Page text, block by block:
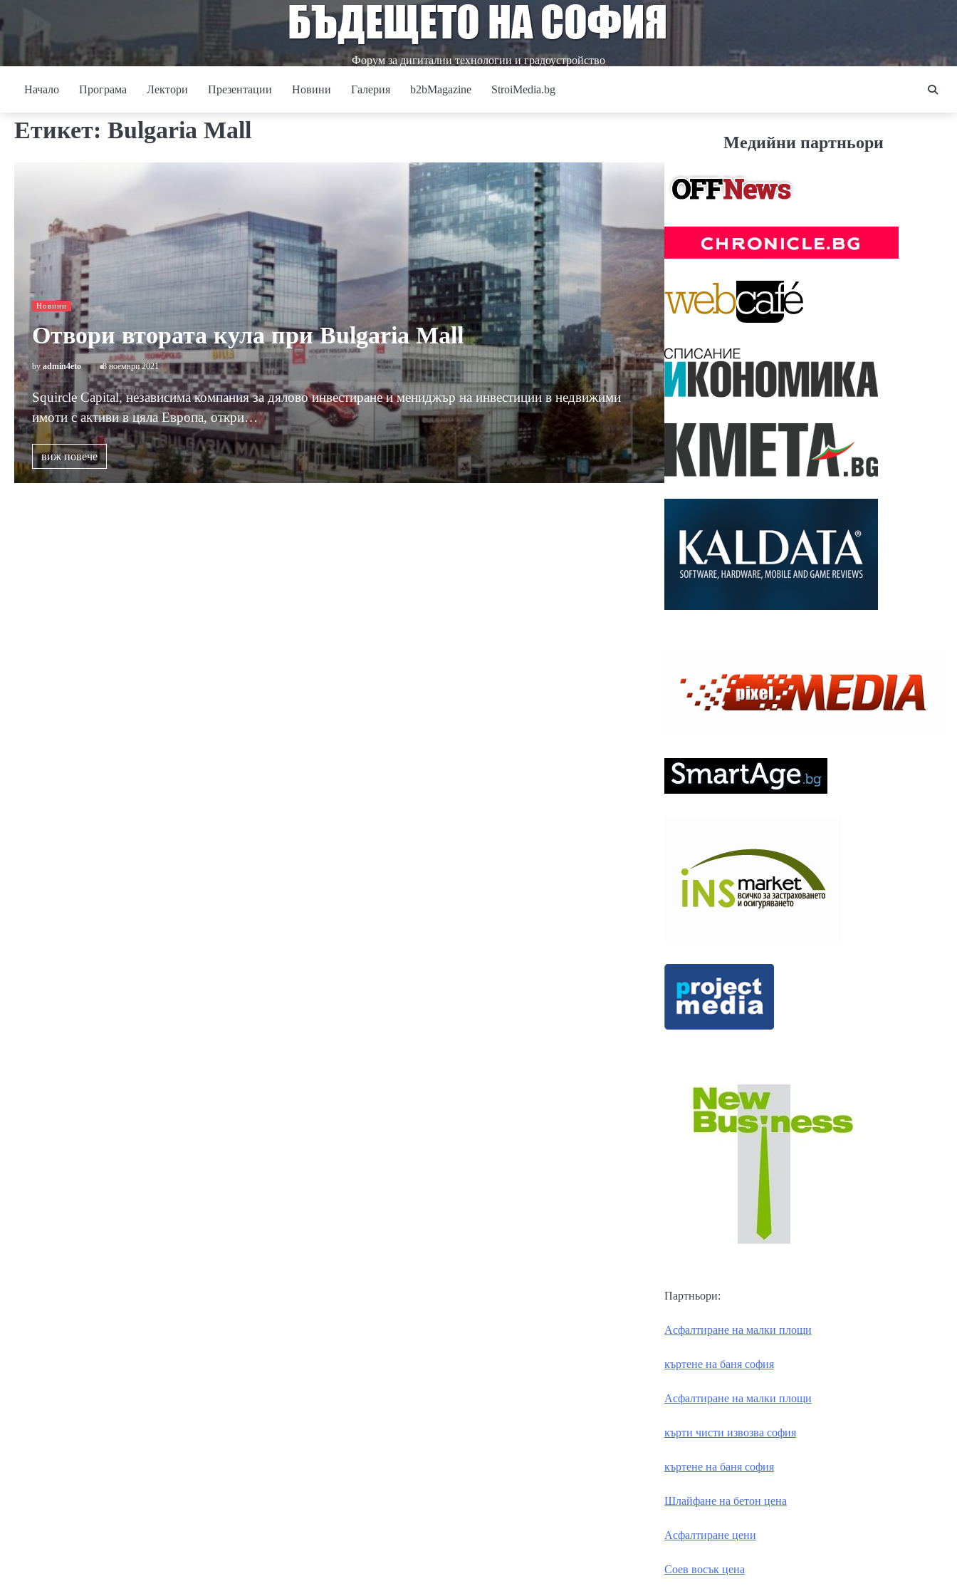
to
content
Форум за дигитални технологии и градоустройство
Начало Програма Лектори Презентации Новини Галерия b2bMagazine StroiMedia.bg
Етикет: Bulgaria Mall
Новини
Отвори втората кула при Bulgaria Mall
by admin4eto 8 ноември 2021
Squircle Capital, независима компания за дялово инвестиране и мениджър на инвестиции в недвижими
имоти с активи в цяла Европа, откри…
виж повече
Медийни партньори
Партньори:
Асфалтиране на малки площи
къртене на баня софия
Асфалтиране на малки площи
кърти чисти извозва софия
къртене на баня софия
Шлайфане на бетон цена
Асфалтиране цени
Соев восък цена